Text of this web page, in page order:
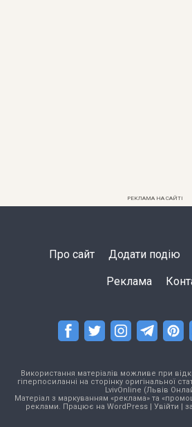
РЕКЛАМА НА САЙТІ
Про сайт Додати подію
Реклама
Використання матеріалів можливе при
гіперпосиланні на сторінку оригінальної
LvivOnline (Львів
Матеріал з маркуванням «реклама» та
реклами. Працює на WordPress| Увійти |